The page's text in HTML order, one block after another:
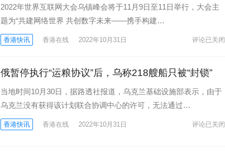
2022年世界互联网大会乌镇峰会将于11月9日至11日举行，大会主
题为“共建网络世界 共创数字未来——携手构建…
香港快讯 香港在线 2022年10月31日 评论已关闭
俄暂停执行“运粮协议”后，乌称218艘船只被“封锁”
当地时间10月30日，据路透社报道，乌克兰基础设施部表示，由于
乌克兰没有获得该计划联合协调中心的许可，无法通过…
香港快讯 香港在线 2022年10月31日 评论已关闭